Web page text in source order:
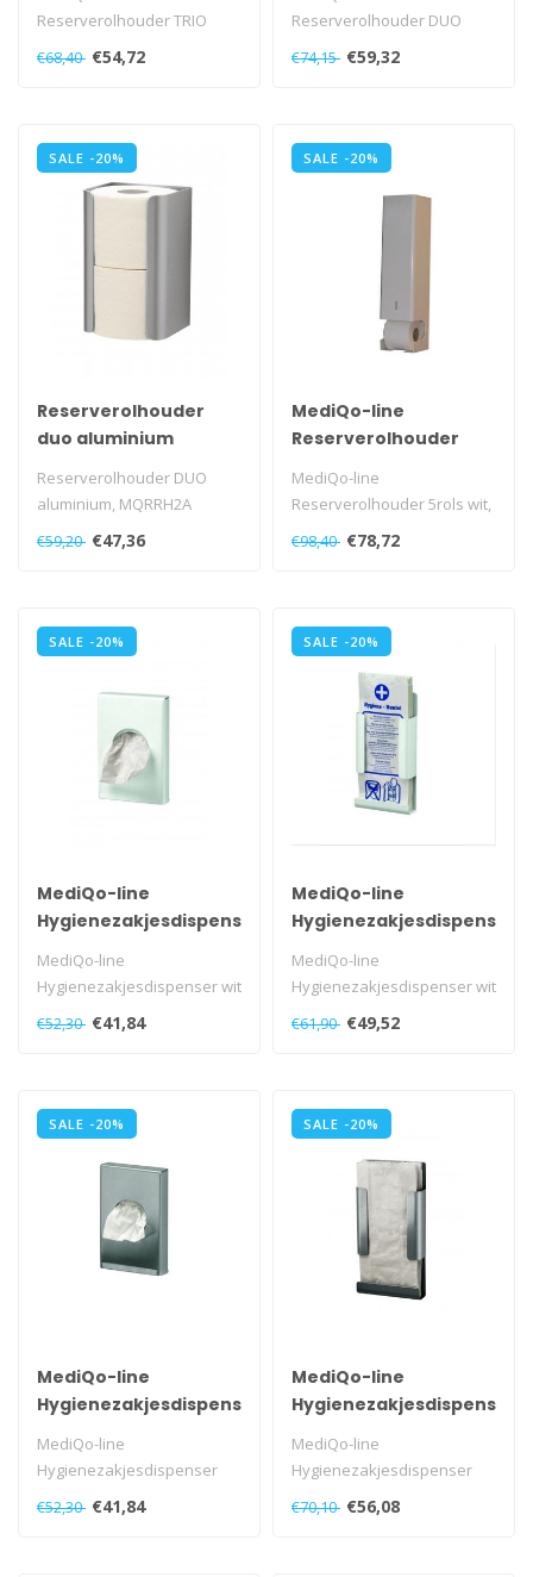
Reserverolhouder TRIO
aluminium, MQRRH3A
€68,40 €54,72
Reserverolhouder DUO
RVS, MQRRH2E
€74,15 €59,32
SALE -20%
Reserverolhouder
duo aluminium
Reserverolhouder DUO
aluminium, MQRRH2A
€59,20 €47,36
SALE -20%
MediQo-line
Reserverolhouder
MediQo-line
Reserverolhouder 5rols wit,
RAC 99 P
€98,40 €78,72
SALE -20%
MediQo-line
Hygienezakjesdispenser
MediQo-line
Hygienezakjesdispenser wit
voor plastic zakjes,
MQHBPLP..
€52,30 €41,84
SALE -20%
MediQo-line
Hygienezakjesdispenser
MediQo-line
Hygienezakjesdispenser wit
voor papieren zakjes,
MQHBPA P..
€61,90 €49,52
SALE -20%
MediQo-line
Hygienezakjesdispenser
MediQo-line
Hygienezakjesdispenser
MQHBPL E..
€52,30 €41,84
SALE -20%
MediQo-line
Hygienezakjesdispenser
MediQo-line
Hygienezakjesdispenser
MQHBPA E..
€70,10 €56,08